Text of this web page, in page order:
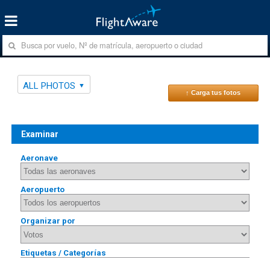
ALL PHOTOS
↑ Carga tus fotos
Examinar
Aeronave
Aeropuerto
Organizar por
Etiquetas / Categorías